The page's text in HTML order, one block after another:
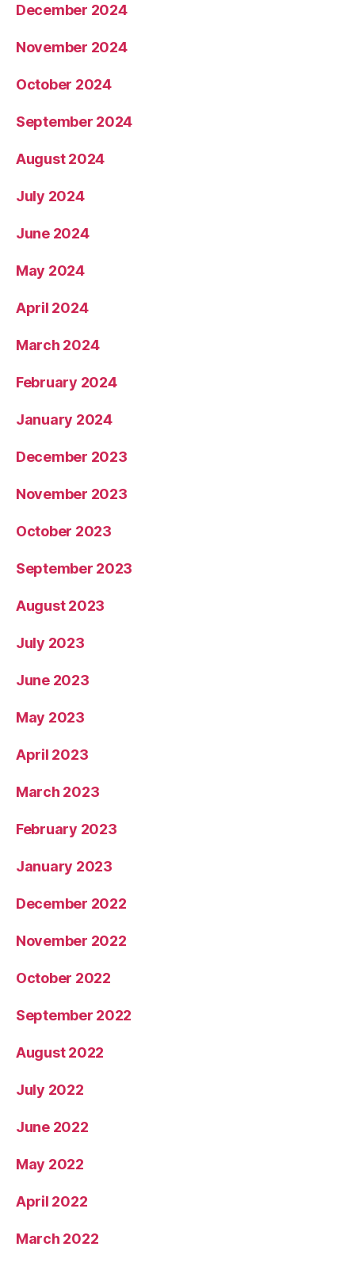
December 2024
November 2024
October 2024
September 2024
August 2024
July 2024
June 2024
May 2024
April 2024
March 2024
February 2024
January 2024
December 2023
November 2023
October 2023
September 2023
August 2023
July 2023
June 2023
May 2023
April 2023
March 2023
February 2023
January 2023
December 2022
November 2022
October 2022
September 2022
August 2022
July 2022
June 2022
May 2022
April 2022
March 2022